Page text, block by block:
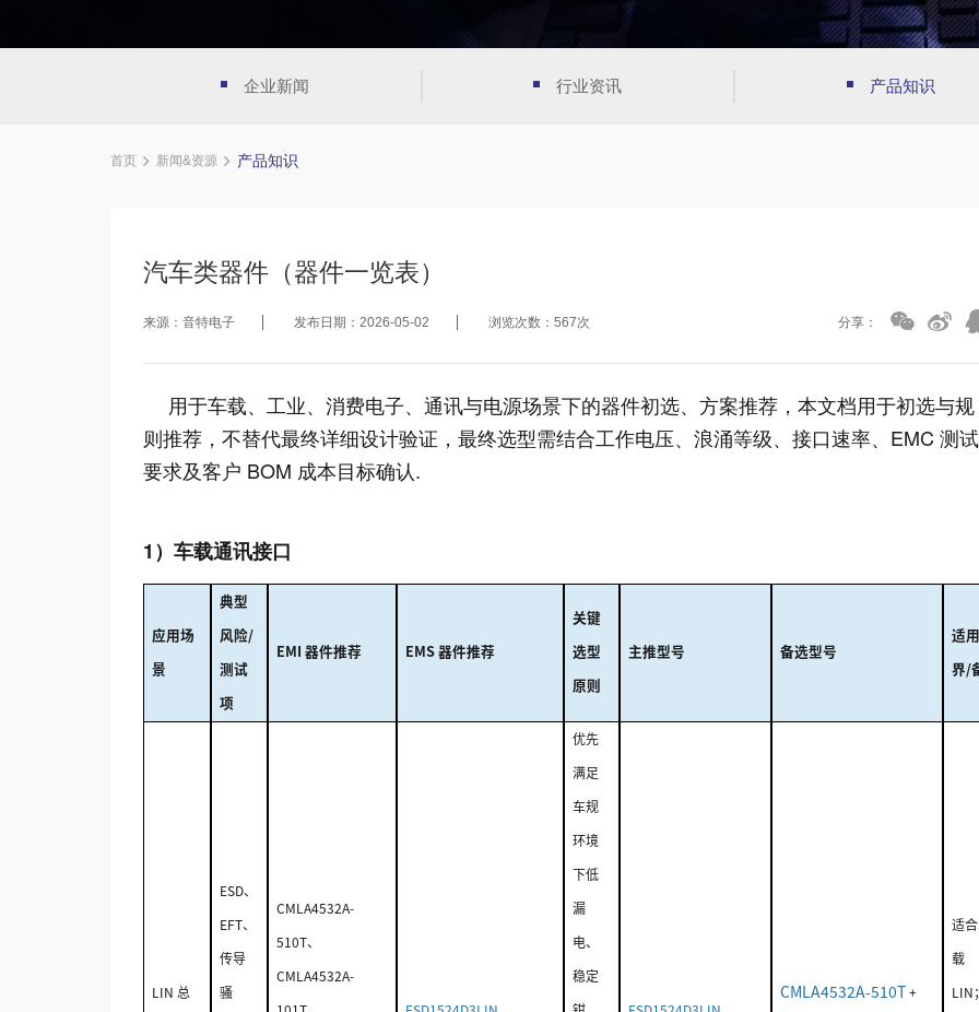
企业新闻 行业资讯 产品知识
首页 新闻&资源 产品知识
汽车类器件（器件一览表）
来源：音特电子 发布日期：2026-05-02 浏览次数：567次 分享：
用于车载、工业、消费电子、通讯与电源场景下的器件初选、方案推荐，本文档用于初选与规
则推荐，不替代最终详细设计验证，最终选型需结合工作电压、浪涌等级、接口速率、EMC 测试
要求及客户 BOM 成本目标确认.
1）车载通讯接口
应用场
景
典型
风险/
测试
项
EMI 器件推荐 EMS 器件推荐
关键
选型
原则
主推型号 备选型号
适
界/
LIN 总
ESD、
EFT、
传导
骚
CMLA4532A-
510T、
CMLA4532A-
优先
满足
车规
环境
下低
漏
电、
稳定
CMLA4532A-510T+
适
载
LIN